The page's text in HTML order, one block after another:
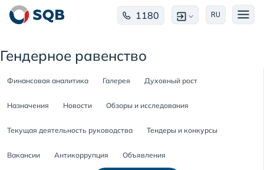
1180 RU
Гендерное равенство
Финансовая аналитика Галерея Духовный рост
Назначения Новости Обзоры и исследования
Текущая деятельность руководства Тендеры и конкурсы
Вакансии Антикоррупция Объявления